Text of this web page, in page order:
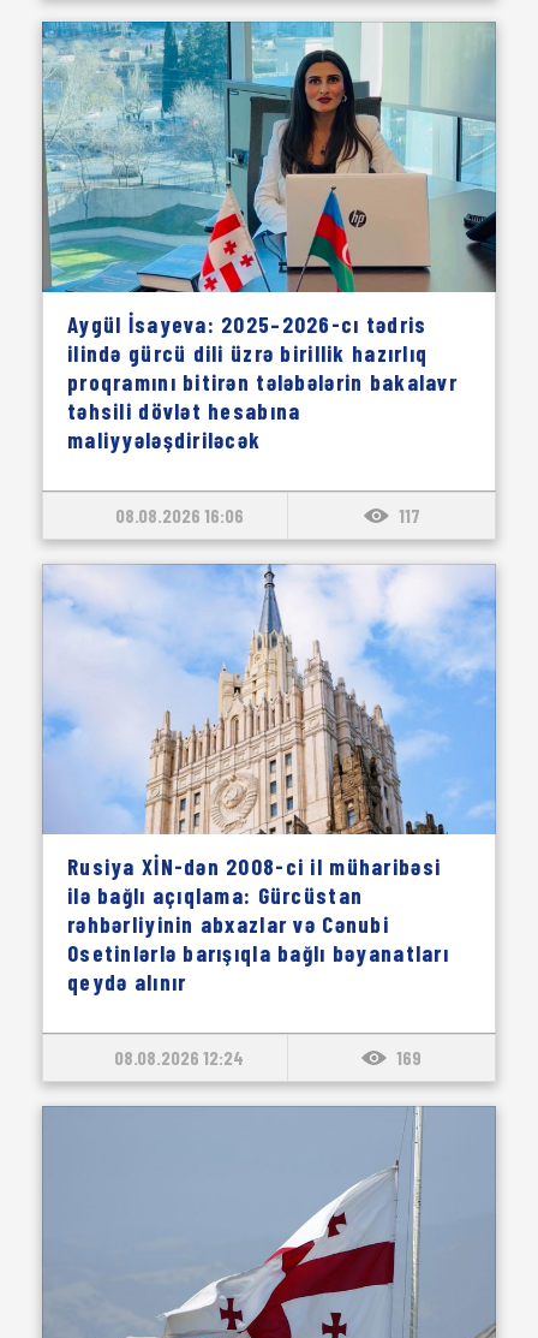
Aygül İsayeva: 2025–2026-cı tədris
ilində gürcü dili üzrə birillik hazırlıq
proqramını bitirən tələbələrin bakalavr
təhsili dövlət hesabına
maliyyələşdiriləcək
08.08.2026 16:06 117
Rusiya XİN-dən 2008-ci il müharibəsi
ilə bağlı açıqlama: Gürcüstan
rəhbərliyinin abxazlar və Cənubi
Osetinlərlə barışıqla bağlı bəyanatları
qeydə alınır
08.08.2026 12:24 169